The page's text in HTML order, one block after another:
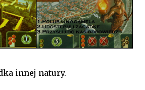
innej natury.